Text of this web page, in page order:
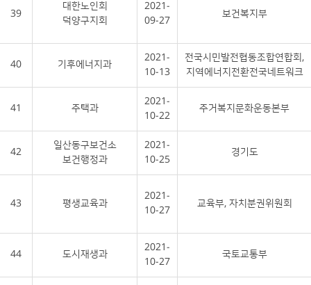
39
대한노인회
덕양구지회
2021-
09-27
보건복지부
40 기후에너지과
2021-
10-13
전국시민발전협동조합연합회,
지역에너지전환전국네트워크
41 주택과
2021-
10-22
주거복지문화운동본부
42
일산동구보건소
보건행정과
2021-
10-25
경기도
43 평생교육과
2021-
10-27
교육부, 자치분권위원회
44 도시재생과
2021-
10-27
국토교통부